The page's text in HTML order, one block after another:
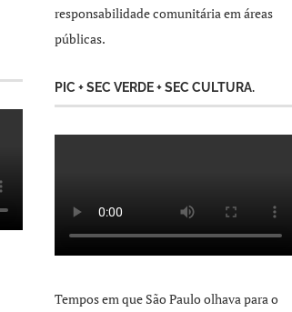
responsabilidade comunitária em áreas
públicas.
PIC + SEC VERDE + SEC CULTURA.
Tempos em que São Paulo olhava para o